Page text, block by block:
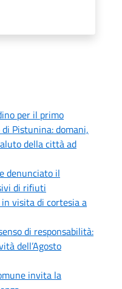
per il primo
Pistunina: domani,
della città ad
denunciato il
di rifiuti
visita di cortesia a
di responsabilità:
dell’Agosto
invita la